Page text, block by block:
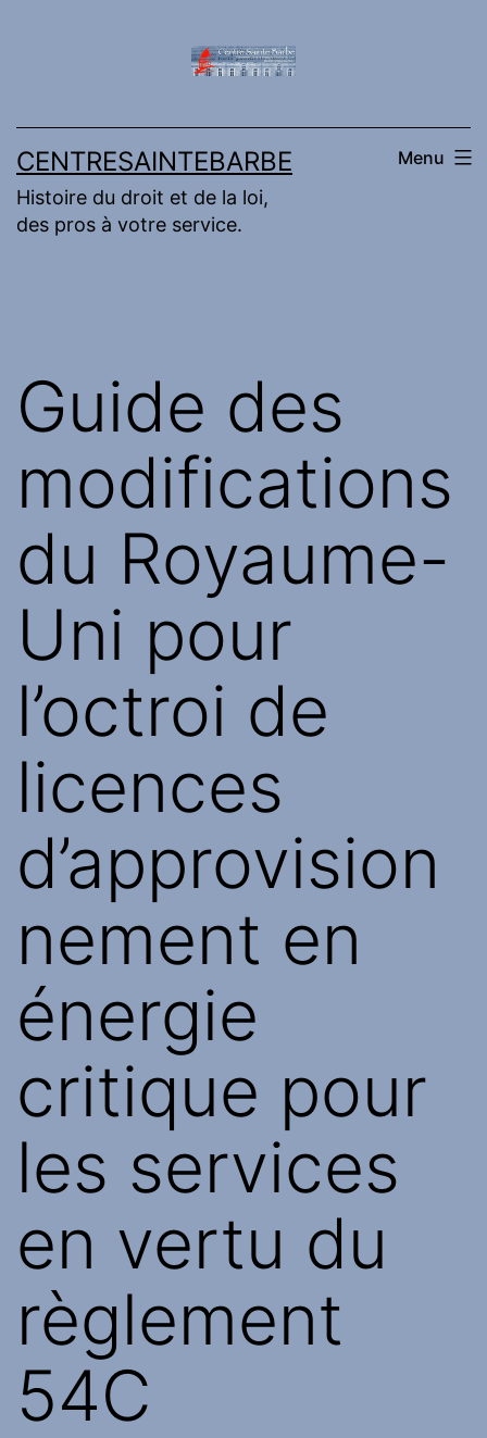
CENTRESAINTEBARBE
Histoire du droit et de la loi,
des pros à votre service.
Menu
Guide des
modifications
du Royaume-
Uni pour
l’octroi de
licences
d’approvision
nement en
énergie
critique pour
les services
en vertu du
règlement
54C